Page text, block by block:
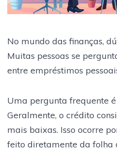
No mundo das finanças,
Muitas pessoas se
entre empréstimos
Uma pergunta frequente
Geralmente, o crédito
mais baixas. Isso ocorre
feito diretamente da folha